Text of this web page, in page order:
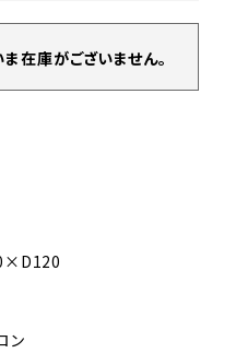
在庫がございません。
ン